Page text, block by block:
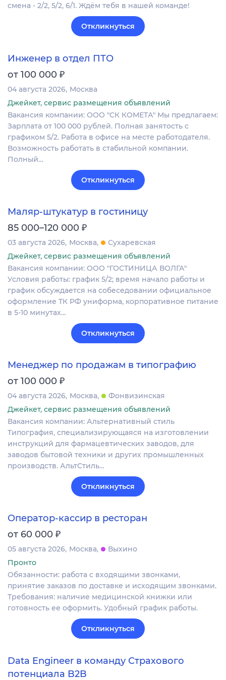
смена - 2/2, 5/2, 6/1. Ждём тебя в нашей команде!
Откликнуться
Инженер в отдел ПТО
от 100 000 ₽
04 августа 2026 Москва
Джейкет, сервис размещения объявлений
Вакансия компании: ООО "СК КОМЕТА" Мы предлагаем:
Зарплата от 100 000 рублей. Полная занятость с
графиком 5/2. Работа в офисе на месте работодателя.
Возможность работать в стабильной компании.
Полный…
Откликнуться
Маляр-штукатур в гостиницу
85 000–120 000 ₽
03 августа 2026 Москва
Сухаревская
Джейкет, сервис размещения объявлений
Вакансия компании: ООО "ГОСТИНИЦА ВОЛГА"
Условия работы: график 5/2; время начало работы и
график обсуждается на собеседовании официальное
оформление ТК РФ униформа, корпоративное питание
в 5-10 минутах…
Откликнуться
Менеджер по продажам в типографию
от 100 000 ₽
04 августа 2026 Москва
Фонвизинская
Джейкет, сервис размещения объявлений
Вакансия компании: Альтернативный стиль
Типография, специализирующаяся на изготовлении
инструкций для фармацевтических заводов, для
заводов бытовой техники и других промышленных
производств. АльтСтиль…
Откликнуться
Оператор-кассир в ресторан
от 60 000 ₽
05 августа 2026 Москва
Выхино
Пронто
Обязанности: работа с входящими звонками,
принятие заказов по доставке и исходящим звонками.
Требования: наличие медицинской книжки или
готовность ее оформить. Удобный график работы.
Откликнуться
Data Engineer в команду Страхового
потенциала B2B